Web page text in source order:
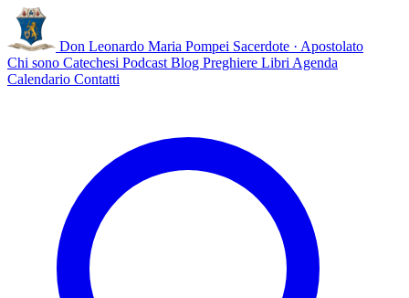
Don Leonardo Maria Pompei Sacerdote · Apostolato
Chi sono Catechesi Podcast Blog Preghiere Libri Agenda
Calendario Contatti